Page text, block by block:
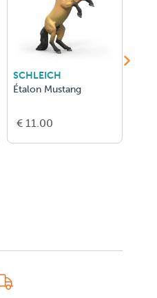
SCHLEICH
Étalon Mustang
€ 11.00